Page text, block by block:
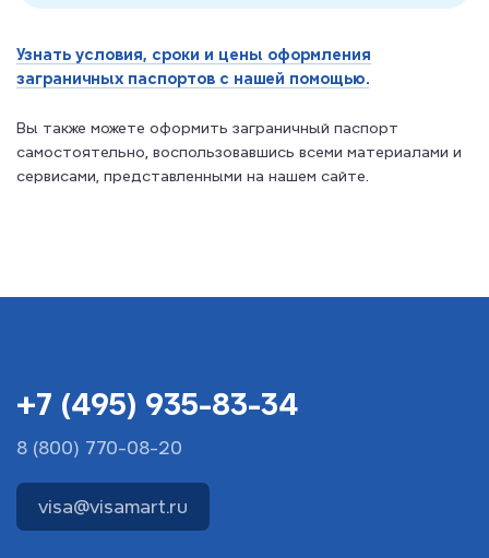
Узнать условия, сроки и цены оформления
заграничных паспортов с нашей помощью.
Вы также можете оформить заграничный паспорт
самостоятельно, воспользовавшись всеми материалами и
сервисами, представленными на нашем сайте.
+7 (495) 935-83-34
8 (800) 770-08-20
visa@visamart.ru